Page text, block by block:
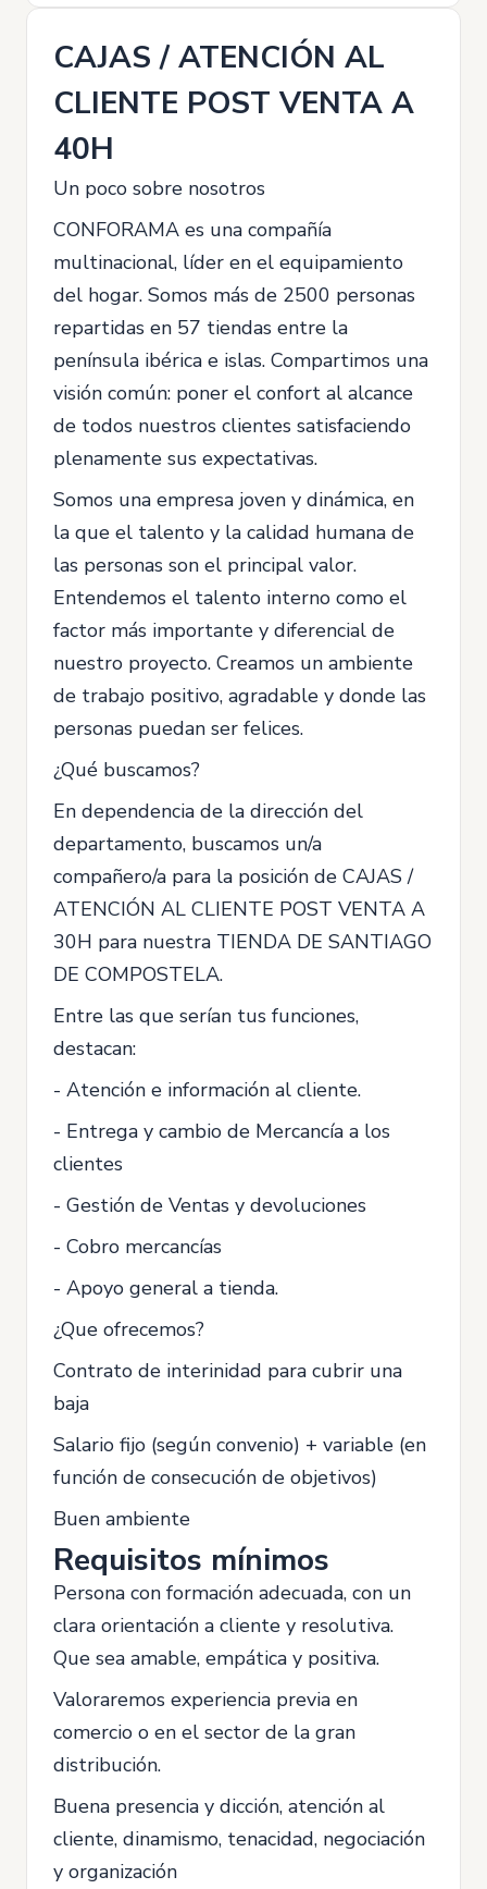
CAJAS / ATENCIÓN AL
CLIENTE POST VENTA A
40H
Un poco sobre nosotros
CONFORAMA es una compañía
multinacional, líder en el equipamiento
del hogar. Somos más de 2500 personas
repartidas en 57 tiendas entre la
península ibérica e islas. Compartimos una
visión común: poner el confort al alcance
de todos nuestros clientes satisfaciendo
plenamente sus expectativas.
Somos una empresa joven y dinámica, en
la que el talento y la calidad humana de
las personas son el principal valor.
Entendemos el talento interno como el
factor más importante y diferencial de
nuestro proyecto. Creamos un ambiente
de trabajo positivo, agradable y donde las
personas puedan ser felices.
¿Qué buscamos?
En dependencia de la dirección del
departamento, buscamos un/a
compañero/a para la posición de CAJAS /
ATENCIÓN AL CLIENTE POST VENTA A
30H para nuestra TIENDA DE SANTIAGO
DE COMPOSTELA.
Entre las que serían tus funciones,
destacan:
- Atención e información al cliente.
- Entrega y cambio de Mercancía a los
clientes
- Gestión de Ventas y devoluciones
- Cobro mercancías
- Apoyo general a tienda.
¿Que ofrecemos?
Contrato de interinidad para cubrir una
baja
Salario fijo (según convenio) + variable (en
función de consecución de objetivos)
Buen ambiente
Requisitos mínimos
Persona con formación adecuada, con un
clara orientación a cliente y resolutiva.
Que sea amable, empática y positiva.
Valoraremos experiencia previa en
comercio o en el sector de la gran
distribución.
Buena presencia y dicción, atención al
cliente, dinamismo, tenacidad, negociación
y organización